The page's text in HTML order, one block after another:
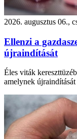
2026. augusztus 06.,
Ellenzi a
újraindítását
Éles viták
amelynek